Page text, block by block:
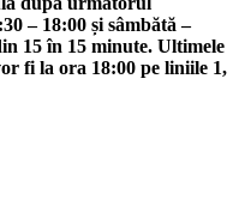
– 18:00 și sâmbătă –
15 în 15 minute. Ultimele
fi la ora 18:00 pe liniile 1,